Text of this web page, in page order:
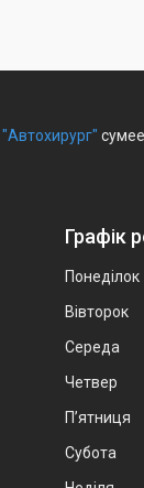
Графік
Понеділок
Вівторок
Середа
Четвер
Пʼятниця
Субота